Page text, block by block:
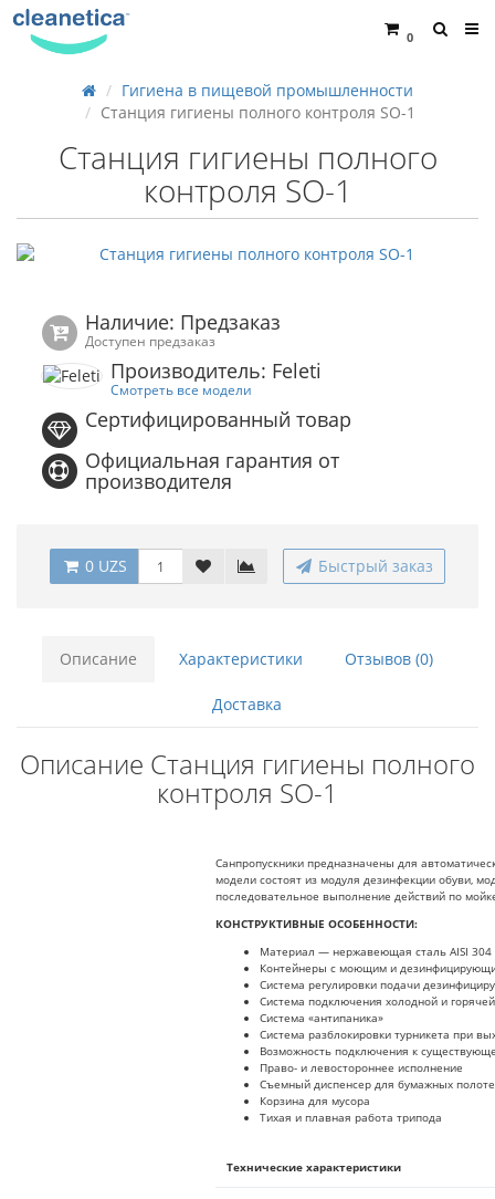
0
Гигиена в пищевой промышленности
Станция гигиены полного контроля SO-1
Станция гигиены полного
контроля SO-1
Наличие: Предзаказ
Доступен предзаказ
Производитель: Feleti
Смотреть все модели
Сертифицированный товар
Официальная гарантия от
производителя
0 UZS Быстрый заказ
Описание Характеристики Отзывов (0)
Доставка
Описание Станция гигиены полного
контроля SO-1
Санпропускники предназначены для
модели состоят из модуля дезинфекции обуви,
последовательное выполнение действий по
КОНСТРУКТИВНЫЕ ОСОБЕННОСТИ:
Материал — нержавеющая сталь AISI 304
Контейнеры с моющим и
Система регулировки подачи
Система подключения холодной и
Система «антипаника»
Система разблокировки турникета при
Возможность подключения к
Право- и левостороннее исполнение
Съемный диспенсер для бумажных
Корзина для мусора
Тихая и плавная работа трипода
Технические характеристики